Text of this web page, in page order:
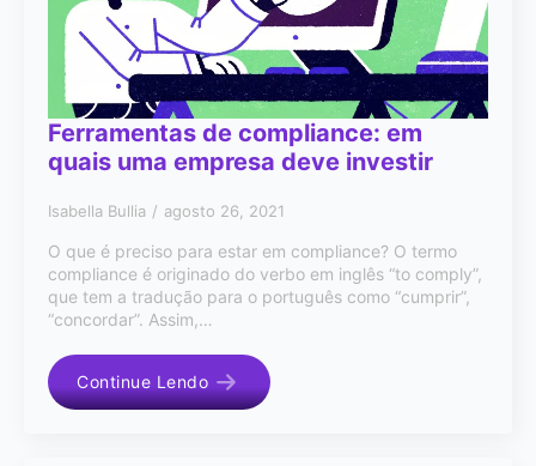
Ferramentas de compliance: em
quais uma empresa deve investir
Isabella Bullia agosto 26, 2021
O que é preciso para estar em compliance? O termo
compliance é originado do verbo em inglês “to comply”,
que tem a tradução para o português como “cumprir”,
“concordar”. Assim,…
Continue Lendo